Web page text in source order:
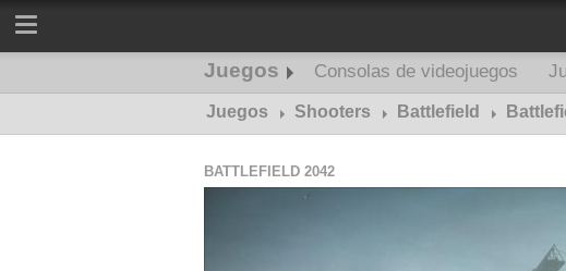
Juegos Consolas de videojuegos
Juegos Shooters Battlefield
BATTLEFIELD 2042